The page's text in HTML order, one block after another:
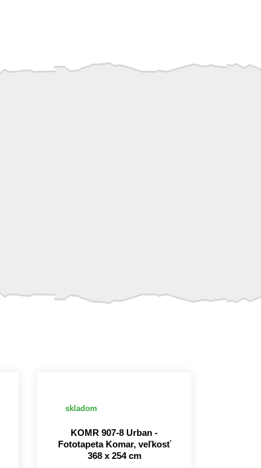
skladom
KOMR 907-8 Urban -
Fototapeta Komar, veľkosť
368 x 254 cm